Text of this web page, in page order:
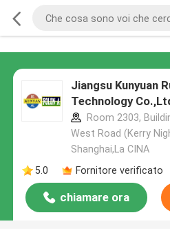
Jiangsu Kunyuan
Technology
Room 2303,
West Road (Kerry
Shanghai,La CINA
5.0
Fornitore verificato
chiamare ora